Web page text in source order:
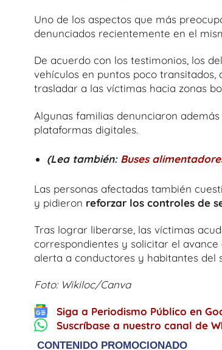
Uno de los aspectos que más
denunciados recientemente en el
De acuerdo con los testimonios, los
vehículos en puntos poco
trasladar a las víctimas hacia zonas
Algunas familias denunciaron
plataformas digitales.
(Lea también: Buses
Las personas afectadas también
y pidieron reforzar los controles de
Tras lograr liberarse, las víctimas
correspondientes y solicitar el
alerta a conductores y habitantes del
Foto: Wikiloc/Canva
Siga a Periodismo Público en
Suscríbase a nuestro canal de